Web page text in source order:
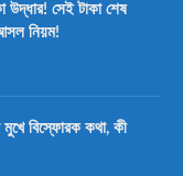
উদ্ধার! সেই টাকা শেষ
নিয়ম!
মুখে বিস্ফোরক কথা, কী